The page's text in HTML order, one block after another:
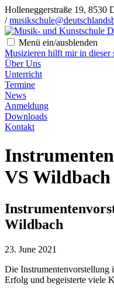
Holleneggerstraße 19, 8530
/
Menü ein/ausblenden
Musizieren hilft mir in
Über Uns
Unterricht
Termine
News
Anmeldung
Downloads
Kontakt
VS Wildbach
Wildbach
23. June 2021
Die
Erfolg und begeisterte viele